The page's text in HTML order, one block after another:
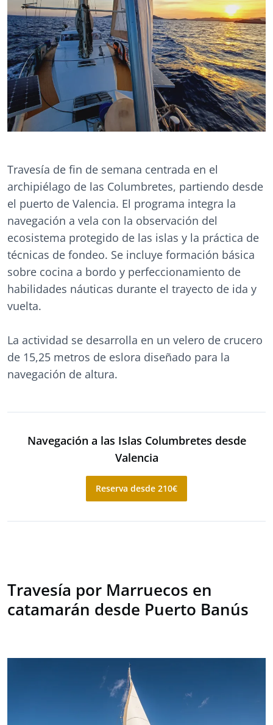
Travesía de fin de semana centrada en el
archipiélago de las Columbretes, partiendo desde
el puerto de Valencia. El programa integra la
navegación a vela con la observación del
ecosistema protegido de las islas y la práctica de
técnicas de fondeo. Se incluye formación básica
sobre cocina a bordo y perfeccionamiento de
habilidades náuticas durante el trayecto de ida y
vuelta.
La actividad se desarrolla en un velero de crucero
de 15,25 metros de eslora diseñado para la
navegación de altura.
Navegación a las Islas Columbretes desde
Valencia
Reserva desde 210€
Travesía por Marruecos en
catamarán desde Puerto Banús